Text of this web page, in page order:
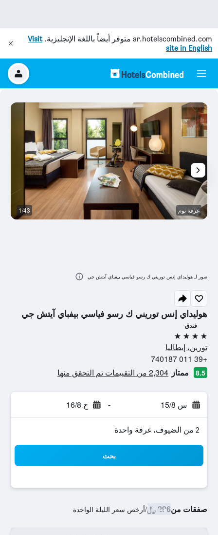
ar.hotelscombined.com متوفر أيضاً باللغة الإنجليزية.Visit
site in English
هوليداي إنس توريني ك رسو فياسي بيفباي آيتش جي
فندق
4 نجوم
تورين، إيطاليا
+39 011 740187
8.5 ممتاز 2,304 من التقييمات تم التحقق منها
س 15/8 - ح 16/8
2 من الضيوف، غرفة واحدة
بحث
صفقات من296 ﷼ /أرخص سعر الليلة الواحدة
غرفة نوم 1/43
صور لـ هوليداي إنس توريني ك رسو فياسي بيفباي آيتش جي